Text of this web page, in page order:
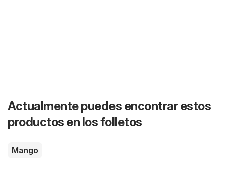
Actualmente puedes encontrar estos
productos en los folletos
Mango